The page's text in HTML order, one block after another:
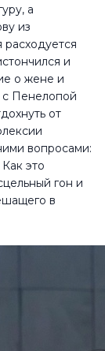
а
из
расходуется
и
о жене и
с Пенелопой
от
вопросами:
это
гон и
в